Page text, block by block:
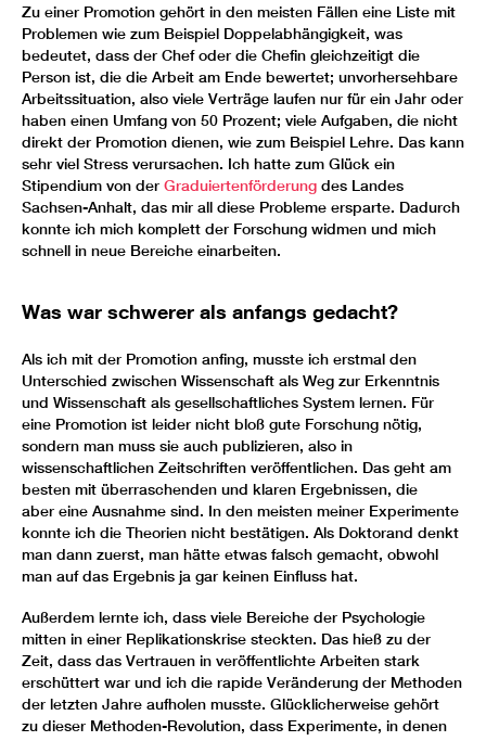
Zu einer Promotion gehört in den meisten Fällen eine Liste mit
Problemen wie zum Beispiel Doppelabhängigkeit, was
bedeutet, dass der Chef oder die Chefin gleichzeitigt die
Person ist, die die Arbeit am Ende bewertet; unvorhersehbare
Arbeitssituation, also viele Verträge laufen nur für ein Jahr oder
haben einen Umfang von 50 Prozent; viele Aufgaben, die nicht
direkt der Promotion dienen, wie zum Beispiel Lehre. Das kann
sehr viel Stress verursachen. Ich hatte zum Glück ein
Stipendium von der Graduiertenförderung des Landes
Sachsen-Anhalt, das mir all diese Probleme ersparte. Dadurch
konnte ich mich komplett der Forschung widmen und mich
schnell in neue Bereiche einarbeiten.
Was war schwerer als anfangs gedacht?
Als ich mit der Promotion anfing, musste ich erstmal den
Unterschied zwischen Wissenschaft als Weg zur Erkenntnis
und Wissenschaft als gesellschaftliches System lernen. Für
eine Promotion ist leider nicht bloß gute Forschung nötig,
sondern man muss sie auch publizieren, also in
wissenschaftlichen Zeitschriften veröffentlichen. Das geht am
besten mit überraschenden und klaren Ergebnissen, die
aber eine Ausnahme sind. In den meisten meiner Experimente
konnte ich die Theorien nicht bestätigen. Als Doktorand denkt
man dann zuerst, man hätte etwas falsch gemacht, obwohl
man auf das Ergebnis ja gar keinen Einfluss hat.
Außerdem lernte ich, dass viele Bereiche der Psychologie
mitten in einer Replikationskrise steckten. Das hieß zu der
Zeit, dass das Vertrauen in veröffentlichte Arbeiten stark
erschüttert war und ich die rapide Veränderung der Methoden
der letzten Jahre aufholen musste. Glücklicherweise gehört
zu dieser Methoden-Revolution, dass Experimente, in denen